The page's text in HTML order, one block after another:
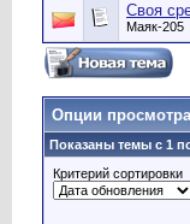
Своя
Маяк-205
Опции просмотра
Показаны темы с 1
Критерий сортировки